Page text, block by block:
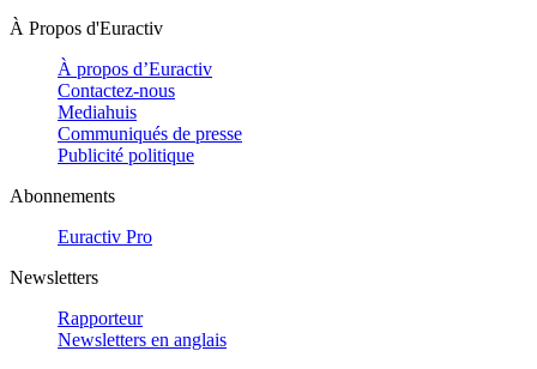
À Propos d'Euractiv
À propos d’Euractiv
Contactez-nous
Mediahuis
Communiqués de presse
Publicité politique
Abonnements
Euractiv Pro
Newsletters
Rapporteur
Newsletters en anglais